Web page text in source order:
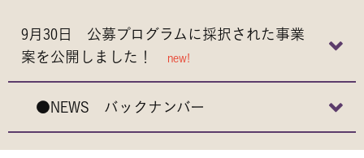
9月30日 公募プログラムに採択された事業
案を公開しました！
new!
●NEWS バックナンバー